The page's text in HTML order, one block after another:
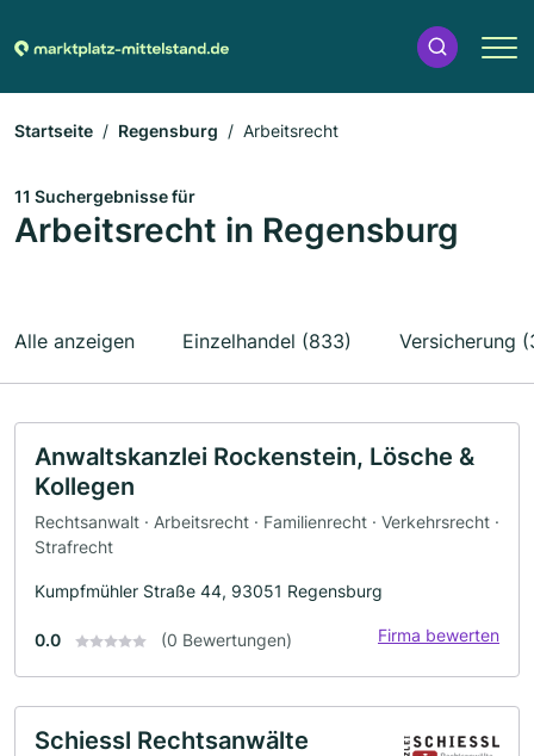
Startseite Regensburg Arbeitsrecht
11 Suchergebnisse für
Arbeitsrecht in Regensburg
Alle anzeigen Einzelhandel (833) Versicherung
Anwaltskanzlei Rockenstein, Lösche &
Kollegen
Rechtsanwalt · Arbeitsrecht · Familienrecht · Verkehrsrecht ·
Strafrecht
Kumpfmühler Straße 44, 93051 Regensburg
0.0 (0 Bewertungen) Firma bewerten
Schiessl Rechtsanwälte